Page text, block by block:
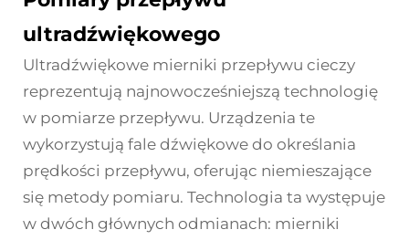
ultradźwiękowego
Ultradźwiękowe mierniki przepływu cieczy
reprezentują najnowocześniejszą technologię
w pomiarze przepływu. Urządzenia te
wykorzystują fale dźwiękowe do określania
prędkości przepływu, oferując niemieszające
się metody pomiaru. Technologia ta występuje
w dwóch głównych odmianach: mierniki